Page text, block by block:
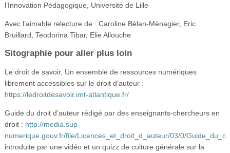
l’Innovation Pédagogique, Université de Lille
Avec l’aimable relecture de : Caroline Bélan-Ménagier, Eric
Bruillard, Teodorina Tibar, Elie Allouche
Sitographie pour aller plus loin
Le droit de savoir, Un ensemble de ressources numériques
librement accessibles sur le droit d’auteur :
https://ledroitdesavoir.imt-atlantique.fr/
Guide du droit d’auteur rédigé par des enseignants-chercheurs en
droit : http://media.sup-
numerique.gouv.fr/file/Licences_et_droit_d_auteur/03/0/
introduite par une vidéo et un quizz de culture générale sur la